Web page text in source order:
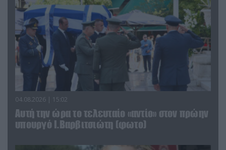
04.08.2026 | 15:02
Αυτή την ώρα το τελευταίο «αντίο» στον πρώην
υπουργό Ι.Βαρβιτσιώτη (φωτο)